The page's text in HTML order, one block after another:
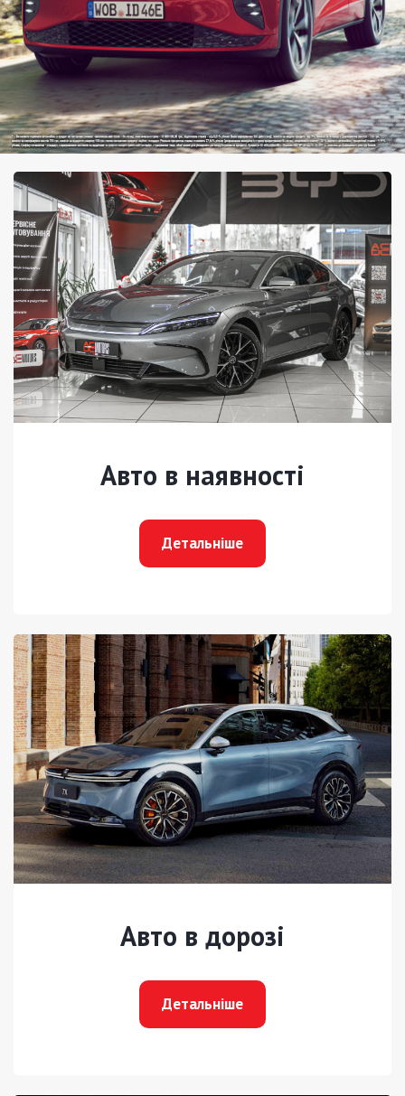
Авто в наявності
Детальніше
Авто в дорозі
Детальніше